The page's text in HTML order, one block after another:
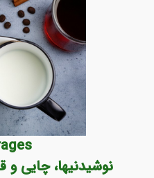
نوشیدنیها، چایی